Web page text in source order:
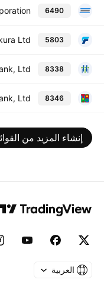
6490
5803
Ltd
8338
Ltd.
8346
Ltd.
إنشاء المزيد من
العربية